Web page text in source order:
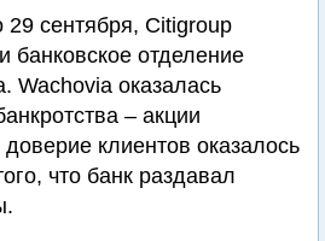
29 сентября, Citigroup
банковское отделение
Wachovia оказалась
– акции
клиентов оказалось
что банк раздавал